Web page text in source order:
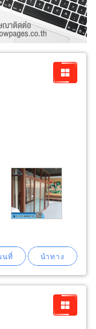
ตัวแทนจัดจำหน่าย